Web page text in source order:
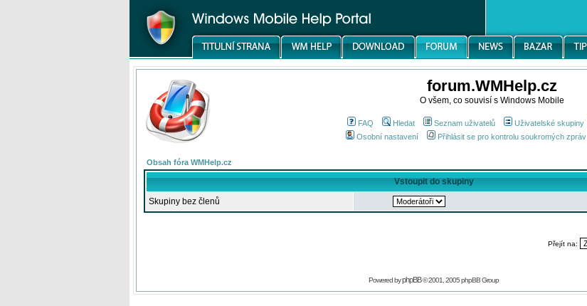
forum.WMHelp.cz
O všem, co souvisí s Windows Mobile
FAQ Hledat Seznam uživatelů Uživatelské skupiny
Osobní nastavení
Přihlásit se pro kontrolu soukromých zpráv
Obsah fóra WMHelp.cz
Vstoupit do skupiny
Skupiny bez členů
Přejít na:
Powered byphpBB© 2001, 2005 phpBB Group